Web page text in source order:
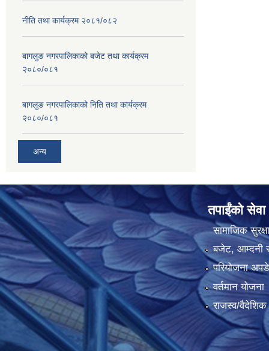
नीति तथा कार्यक्रम २०८१/०८२
बागलुङ नगरपालिकाको बजेट तथा कार्यक्रम
२०८०/०८१
बागलुङ नगरपालिकाको निति तथा कार्यक्रम
२०८०/०८१
अन्य
तपाईंको सेवा
सामाजिक सुरक्षा
बजेट, आम्दनी
परियोजना
वर्तमान योजना
राजस्व/वैदेशिक